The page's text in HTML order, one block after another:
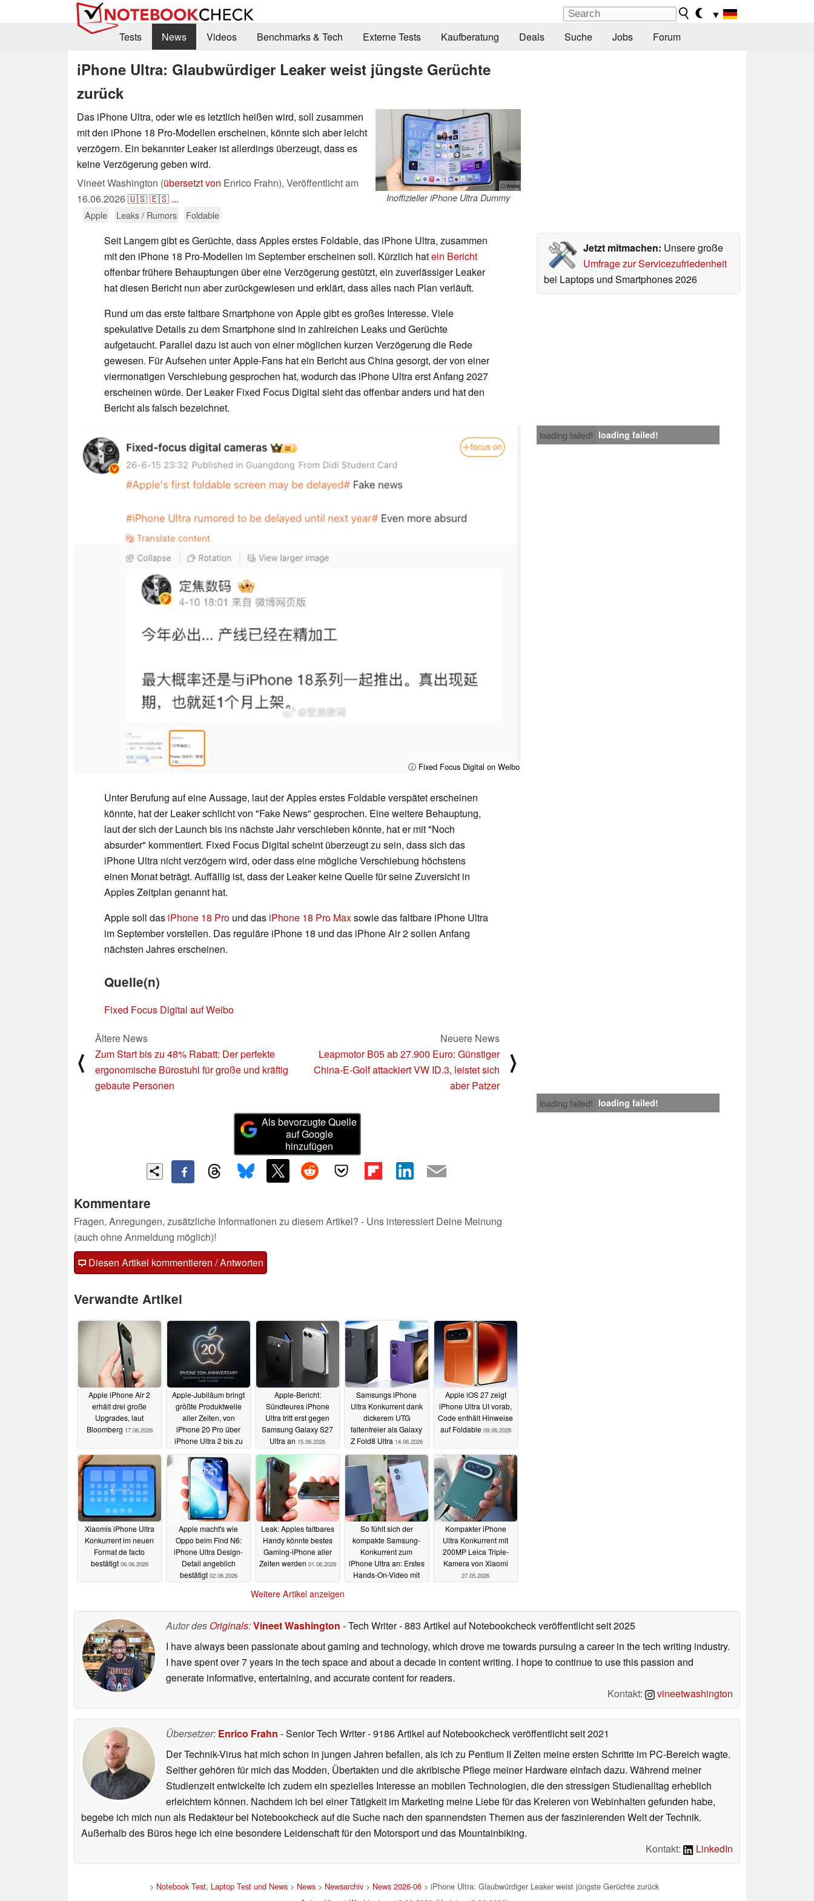
▼
Tests
News Videos Benchmarks & Tech Externe Tests Kaufberatung Deals Suche Jobs Forum
iPhone Ultra: Glaubwürdiger Leaker weist jüngste Gerüchte
zurück
ⓘ Weibo
Inoffizieller iPhone Ultra Dummy
Das iPhone Ultra, oder wie es letztlich heißen wird, soll zusammen
mit den iPhone 18 Pro-Modellen erscheinen, könnte sich aber leicht
verzögern. Ein bekannter Leaker ist allerdings überzeugt, dass es
keine Verzögerung geben wird.
Vineet Washington (übersetzt von Enrico Frahn), Veröffentlicht am
16.06.2026🇺🇸🇪🇸 ...
Apple Leaks / Rumors Foldable
Jetzt mitmachen: Unsere große
Umfrage zur Servicezufriedenheit
bei Laptops und Smartphones 2026
Seit Langem gibt es Gerüchte, dass Apples erstes Foldable, das iPhone Ultra, zusammen
mit den iPhone 18 Pro-Modellen im September erscheinen soll. Kürzlich hatein Bericht
offenbar frühere Behauptungen über eine Verzögerung gestützt, ein zuverlässiger Leaker
hat diesen Bericht nun aber zurückgewiesen und erklärt, dass alles nach Plan verläuft.
Rund um das erste faltbare Smartphone von Apple gibt es großes Interesse. Viele
spekulative Details zu dem Smartphone sind in zahlreichen Leaks und Gerüchte
aufgetaucht. Parallel dazu ist auch von einer möglichen kurzen Verzögerung die Rede
gewesen. Für Aufsehen unter Apple-Fans hat ein Bericht aus China gesorgt, der von einer
viermonatigen Verschiebung gesprochen hat, wodurch das iPhone Ultra erst Anfang 2027
erscheinen würde. Der Leaker Fixed Focus Digital sieht das offenbar anders und hat den
Bericht als falsch bezeichnet.
loading failed! loading failed!
ⓘ Fixed Focus Digital on Weibo
Unter Berufung auf eine Aussage, laut der Apples erstes Foldable verspätet erscheinen
könnte, hat der Leaker schlicht von "Fake News" gesprochen. Eine weitere Behauptung,
laut der sich der Launch bis ins nächste Jahr verschieben könnte, hat er mit "Noch
absurder" kommentiert. Fixed Focus Digital scheint überzeugt zu sein, dass sich das
iPhone Ultra nicht verzögern wird, oder dass eine mögliche Verschiebung höchstens
einen Monat beträgt. Auffällig ist, dass der Leaker keine Quelle für seine Zuversicht in
Apples Zeitplan genannt hat.
Apple soll das iPhone 18 Pro und das iPhone 18 Pro Maxsowie das faltbare iPhone Ultra
im September vorstellen. Das reguläre iPhone 18 und das iPhone Air 2 sollen Anfang
nächsten Jahres erscheinen.
Quelle(n)
Fixed Focus Digital auf Weibo
⟨
Ältere News
Zum Start bis zu 48% Rabatt: Der perfekte
ergonomische Bürostuhl für große und kräftig
gebaute Personen
Neuere News
Leapmotor B05 ab 27.900 Euro: Günstiger
China-E-Golf attackiert VW ID.3, leistet sich
aber Patzer
⟩
loading failed! loading failed!
Als bevorzugte Quelle
auf Google
hinzufügen
Kommentare
Fragen, Anregungen, zusätzliche Informationen zu diesem Artikel? - Uns interessiert Deine Meinung
(auch ohne Anmeldung möglich)!
Diesen Artikel kommentieren / Antworten
Verwandte Artikel
Apple iPhone Air 2
erhält drei große
Upgrades, laut
Bloomberg 17.06.2026
Apple-Jubiläum bringt
größte Produktwelle
aller Zeiten, von
iPhone 20 Pro über
iPhone Ultra 2 bis zu
16.06.2026
Apple-Bericht:
Sündteures iPhone
Ultra tritt erst gegen
Samsung Galaxy S27
Ultra an 15.06.2026
Samsungs iPhone
Ultra Konkurrent dank
dickerem UTG
faltenfreier als Galaxy
Z Fold8 Ultra 14.06.2026
Apple iOS 27 zeigt
iPhone Ultra UI vorab,
Code enthält Hinweise
auf Foldable 09.06.2026
Xiaomis iPhone Ultra
Konkurrent im neuen
Format de facto
bestätigt 06.06.2026
Apple macht's wie
Oppo beim Find N6:
iPhone Ultra Design-
Detail angeblich
bestätigt 02.06.2026
Leak: Apples faltbares
Handy könnte bestes
Gaming-iPhone aller
Zeiten werden 01.06.2026
So fühlt sich der
kompakte Samsung-
Konkurrent zum
iPhone Ultra an: Erstes
Hands-On-Video mit
Kompakter iPhone
Ultra Konkurrent mit
200MP Leica Triple-
Kamera von Xiaomi
27.05.2026
Weitere Artikel anzeigen
Autor des Originals:Vineet Washington - Tech Writer- 883 Artikel auf Notebookcheck veröffentlichtseit 2025
I have always been passionate about gaming and technology, which drove me towards pursuing a career in the tech writing industry.
I have spent over 7 years in the tech space and about a decade in content writing. I hope to continue to use this passion and
generate informative, entertaining, and accurate content for readers.
Kontakt:
vineetwashington
Übersetzer: Enrico Frahn - Senior Tech Writer- 9186 Artikel auf Notebookcheck veröffentlichtseit 2021
Der Technik-Virus hat mich schon in jungen Jahren befallen, als ich zu Pentium II Zeiten meine ersten Schritte im PC-Bereich wagte.
Seither gehören für mich das Modden, Übertakten und die akribische Pflege meiner Hardware einfach dazu. Während meiner
Studienzeit entwickelte ich zudem ein spezielles Interesse an mobilen Technologien, die den stressigen Studienalltag erheblich
erleichtern können. Nachdem ich bei einer Tätigkeit im Marketing meine Liebe für das Kreieren von Webinhalten gefunden habe,
begebe ich mich nun als Redakteur bei Notebookcheck auf die Suche nach den spannendsten Themen aus der faszinierenden Welt der Technik.
Außerhalb des Büros hege ich eine besondere Leidenschaft für den Motorsport und das Mountainbiking.
Kontakt:
LinkedIn
> Notebook Test, Laptop Test und News> News> Newsarchiv> News 2026-06> iPhone Ultra: Glaubwürdiger Leaker weist jüngste Gerüchte zurück